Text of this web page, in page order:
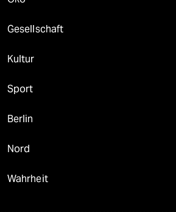
Gesellschaft
Kultur
Sport
Berlin
Nord
Wahrheit